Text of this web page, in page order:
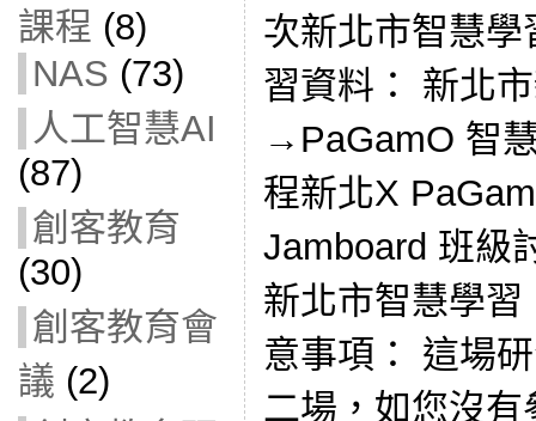
課程 (8)
NAS (73)
人工智慧AI
(87)
創客教育
(30)
創客教育會
議 (2)
次新北市智慧
習資料： 新北
→PaGamO 智
程新北X
Jamboard 班級
新北市智慧學
意事項： 這場
二場，如您沒